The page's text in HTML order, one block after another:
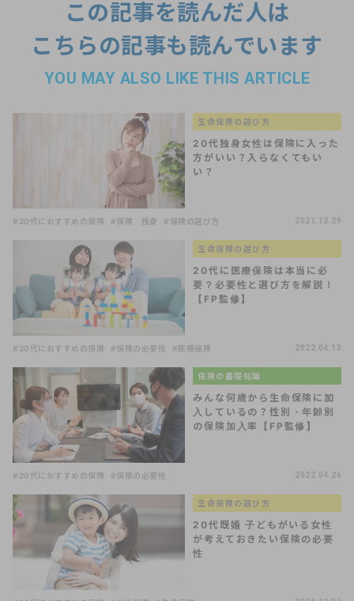
この記事を読んだ人は
こちらの記事も読んでいます
YOU MAY ALSO LIKE THIS ARTICLE
生命保険の選び方
20代独身女性は保険に入った
方がいい？入らなくてもい
い？
#20代におすすめの保険 #保険 独身 #保険の選び方 2021.12.29
生命保険の選び方
20代に医療保険は本当に必
要？必要性と選び方を解説！
【FP監修】
#20代におすすめの保険 #保険の必要性 #医療保険 2022.04.13
保険の基礎知識
みんな何歳から生命保険に加
入しているの？性別・年齢別
の保険加入率【FP監修】
#20代におすすめの保険 #保険の必要性 2022.04.26
生命保険の選び方
20代既婚 子どもがいる女性
が考えておきたい保険の必要
性